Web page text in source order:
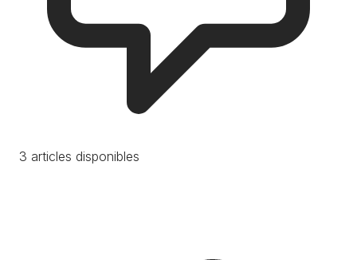
3 articles disponibles